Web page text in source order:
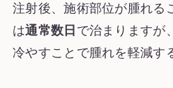
注射後、施術部位が腫れる
は通常数日 で治まりますが
冷やすことで腫れを軽減す